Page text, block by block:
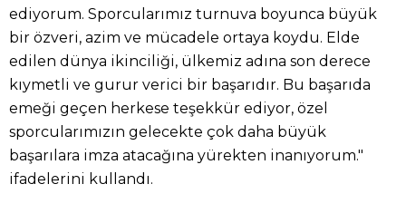
ediyorum. Sporcularımız turnuva boyunca büyük
bir özveri, azim ve mücadele ortaya koydu. Elde
edilen dünya ikinciliği, ülkemiz adına son derece
kıymetli ve gurur verici bir başarıdır. Bu başarıda
emeği geçen herkese teşekkür ediyor, özel
sporcularımızın gelecekte çok daha büyük
başarılara imza atacağına yürekten inanıyorum."
ifadelerini kullandı.